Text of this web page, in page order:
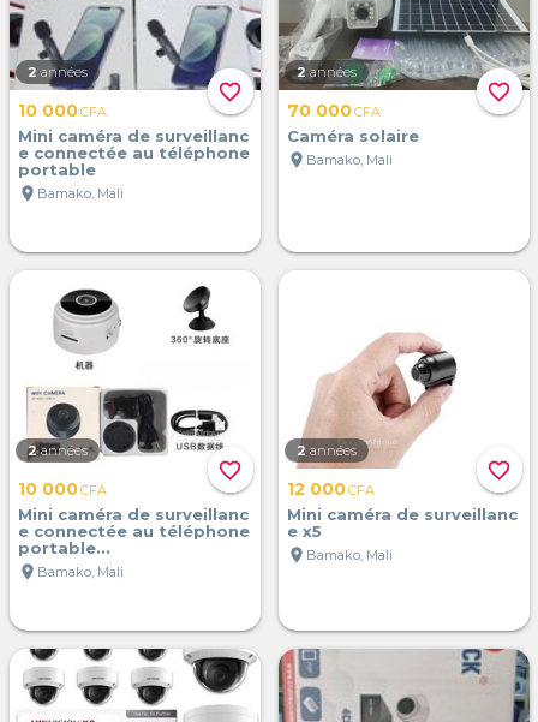
favorite_border
2 années
10 000CFA
Mini caméra de surveillanc
e connectée au téléphone
portable
location_on Bamako, Mali
favorite_border
2 années
70 000CFA
Caméra solaire
location_on Bamako, Mali
favorite_border
2 années
10 000CFA
Mini caméra de surveillanc
e connectée au téléphone
portable...
location_on Bamako, Mali
favorite_border
2 années
12 000CFA
Mini caméra de surveillanc
e x5
location_on Bamako, Mali